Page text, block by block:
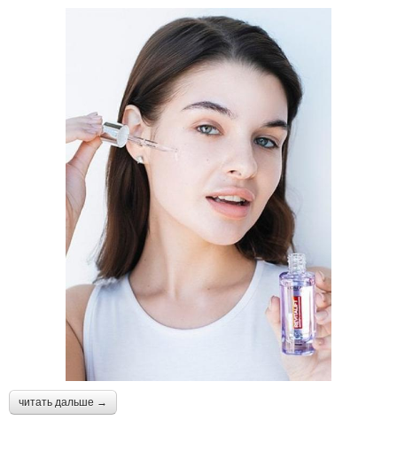
читать дальше →